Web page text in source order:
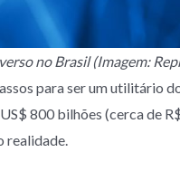
no Brasil (Imagem:
para ser um utilitário
800 bilhões (cerca de
realidade.